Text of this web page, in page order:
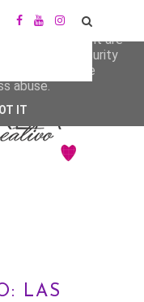
LAS
deliver its services
and user-agent are
and security
generate usage
abuse.
IT